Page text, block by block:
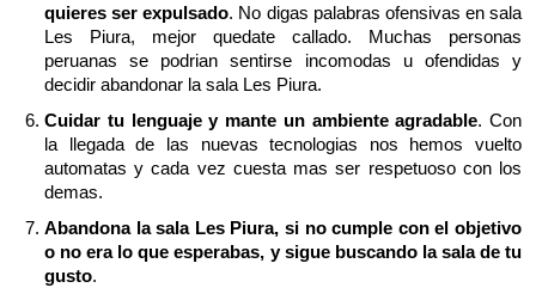
quieres ser expulsado. No digas palabras ofensivas en sala
Les Piura, mejor quedate callado. Muchas personas
peruanas se podrian sentirse incomodas u ofendidas y
decidir abandonar la sala Les Piura.
Cuidar tu lenguaje y mante un ambiente agradable. Con
la llegada de las nuevas tecnologias nos hemos vuelto
automatas y cada vez cuesta mas ser respetuoso con los
demas.
Abandona la sala Les Piura, si no cumple con el objetivo
o no era lo que esperabas, y sigue buscando la sala de tu
gusto.